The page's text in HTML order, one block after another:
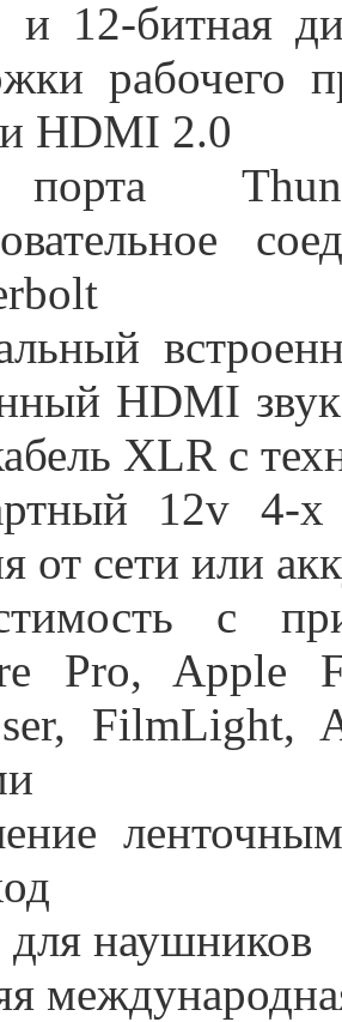
12-битная
рабочего
HDMI 2.0
HDMI
XLR с
12v 4-
от сети или
с
Pro,
FilmLight,
для наушников